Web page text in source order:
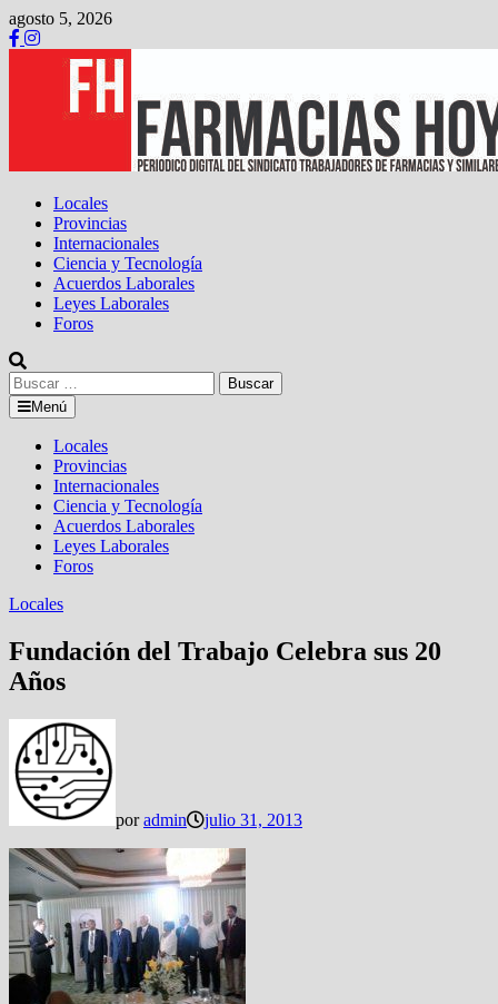
Saltar
al
contenido
agosto 5, 2026
Locales
Provincias
Internacionales
Ciencia y Tecnología
Acuerdos Laborales
Leyes Laborales
Foros
Buscar:
Menú
Locales
Provincias
Internacionales
Ciencia y Tecnología
Acuerdos Laborales
Leyes Laborales
Foros
Locales
Fundación del Trabajo Celebra sus 20
Años
poradmin julio 31, 2013